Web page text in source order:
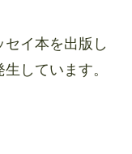
イ本を出版し
しています。